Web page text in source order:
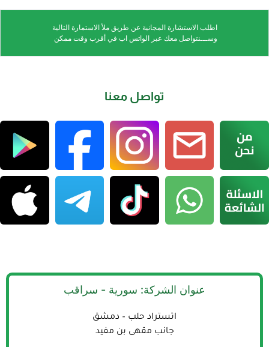
اطلب الاستشارة المجانية عن طريق ملأ الاستمارة التالية
وســـنتواصل معك عبر الواتس اب في أقرب وقت ممكن
تواصل معنا
عنوان الشركة: سورية - سراقب
اتستراد حلب – دمشق
جانب مقهى بن مفيد